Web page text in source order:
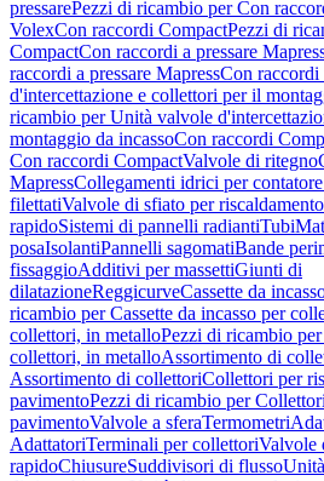
pressarePezzi di ricambio per Con
VolexCon raccordi CompactPezzi di
CompactCon raccordi a pressare
raccordi a pressare MapressCon raccordi
d'intercettazione e collettori per il
ricambio per Unità valvole
montaggio da incassoCon raccordi
Con raccordi CompactValvole di ritegno
MapressCollegamenti idrici per
filettatiValvole di sfiato per riscaldamento
rapidoSistemi di pannelli radiantiTubi
posaIsolantiPannelli sagomatiBande
fissaggioAdditivi per massettiGiunti di
dilatazioneReggicurveCassette da
ricambio per Cassette da incasso per
collettori, in metalloPezzi di ricambio per
collettori, in metalloAssortimento di
Assortimento di collettoriCollettori per
pavimentoPezzi di ricambio per
pavimentoValvole a sferaTermometri
AdattatoriTerminali per collettoriValvole
rapidoChiusureSuddivisori di flusso